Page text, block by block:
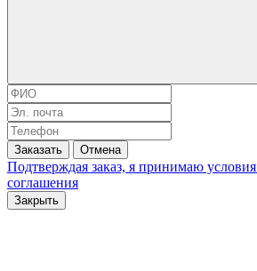
Заказать Отмена
Подтверждая заказ, я принимаю условия
соглашения
Закрыть